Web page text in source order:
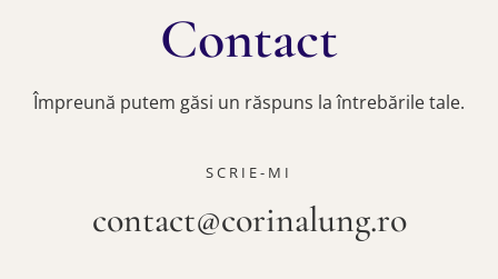
Contact
Împreună putem găsi un răspuns la întrebările tale.
SCRIE-MI
contact@corinalung.ro